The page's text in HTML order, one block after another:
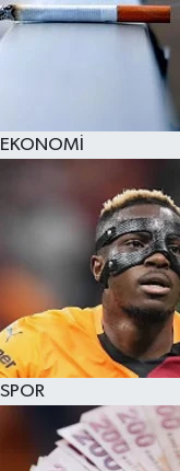
EKONOMİ
SPOR
YAŞAM